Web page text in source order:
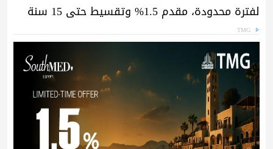
لفترة محدودة، مقدم 1.5% وتقسيط حتى 15 سنة
TMG